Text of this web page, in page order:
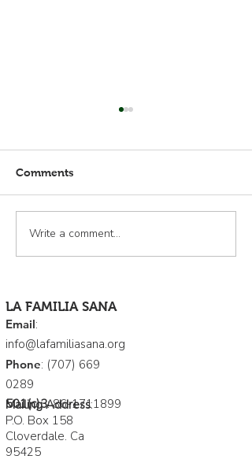
¡Adelante!
Comments
Write a comment...
LA FAMILIA SANA
Email:
info@lafamiliasana.org
Phone: (707) 669
0289
501(c)3:86-1711899
Mailing Address:
P.O. Box 158
Cloverdale. Ca
95425